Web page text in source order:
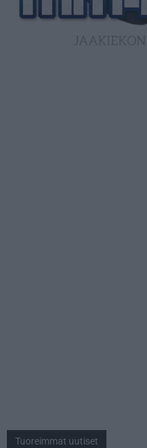
Tuoreimmat uutiset